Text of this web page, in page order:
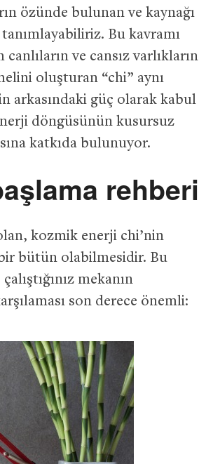
özünde bulunan ve kaynağı
Bu kavramı
ve cansız varlıkların
oluşturan “chi” aynı
arkasındaki güç olarak kabul
döngüsünün kusursuz
katkıda bulunuyor.
rehberi
kozmik enerji chi’nin
bütün olabilmesidir. Bu
mekanın
son derece önemli: